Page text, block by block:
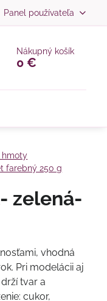
Panel používateľa
Nákupný košík
0 €
hmoty
farebný 250 g
zelená-
vhodná
Pri modelácii aj
tvar a
cukor,